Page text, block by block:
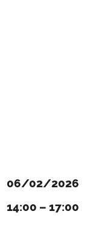
06/02/2026
14:00 – 17:00